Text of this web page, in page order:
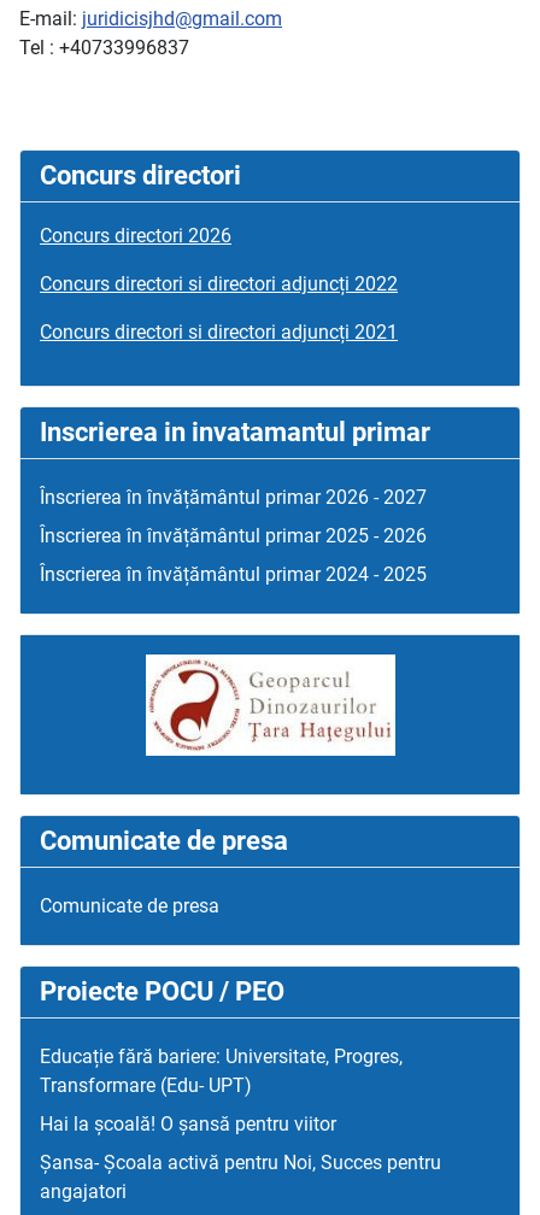
E-mail: juridicisjhd@gmail.com
Tel : +40733996837
Concurs directori
Concurs directori 2026
Concurs directori si directori adjuncți 2022
Concurs directori si directori adjuncți 2021
Inscrierea in invatamantul primar
Înscrierea în învățământul primar 2026 - 2027
Înscrierea în învățământul primar 2025 - 2026
Înscrierea în învățământul primar 2024 - 2025
Comunicate de presa
Comunicate de presa
Proiecte POCU / PEO
Educație fără bariere: Universitate, Progres,
Transformare (Edu- UPT)
Hai la școală! O șansă pentru viitor
Șansa- Școala activă pentru Noi, Succes pentru
angajatori